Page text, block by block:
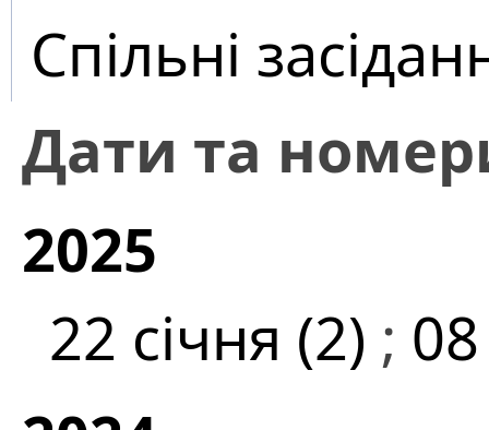
Спільні
Дати та
2025
22 січня (2) ;